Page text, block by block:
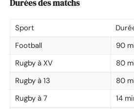
Durées des matchs
Sport
Football
90
Rugby à XV
80
Rugby à 13
80
Rugby à 7
14